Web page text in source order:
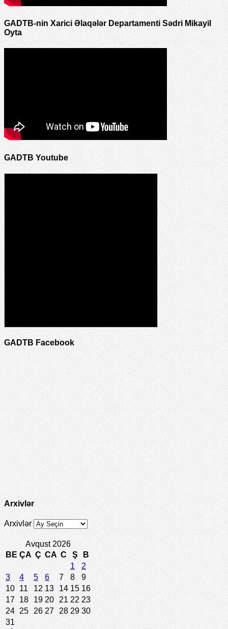
GADTB-nin Xarici Əlaqələr Departamenti Sədri Mikayil
Oyta
GADTB Youtube
GADTB Facebook
Arxivlər
Arxivlər
Avqust 2026
BE ÇA Ç CA C Ş
B
1
2
3
4 5 6 7 8
9
10 11 12 13 14 15 16
17 18 19 20 21 22 23
24 25 26 27 28 29 30
31